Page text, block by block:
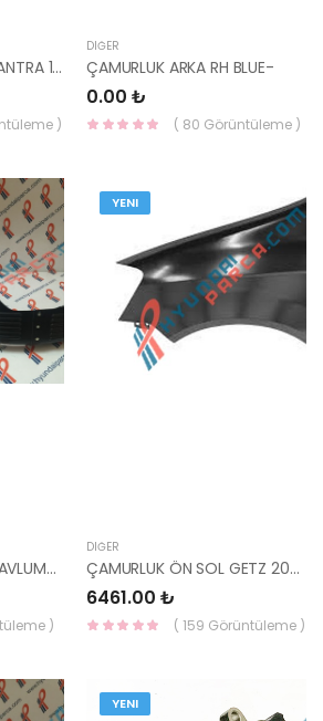
CAM LASTİĞİ ARKA ELANTRA 11- 87131-3X000-HMC
)
DIĞER
ÇAMURLUK ARKA RH BLUE-
0.00 ₺
( 80 Görüntüleme )
SOL ÖN ÇAMURLUK DAVLUMBAZI İ20 12-14-
)
YENI
DIĞER
ÇAMURLUK ÖN SOL GETZ 2003-2005 66311-1C350-HMC
6461.00 ₺
( 159 Görüntüleme )
YENI